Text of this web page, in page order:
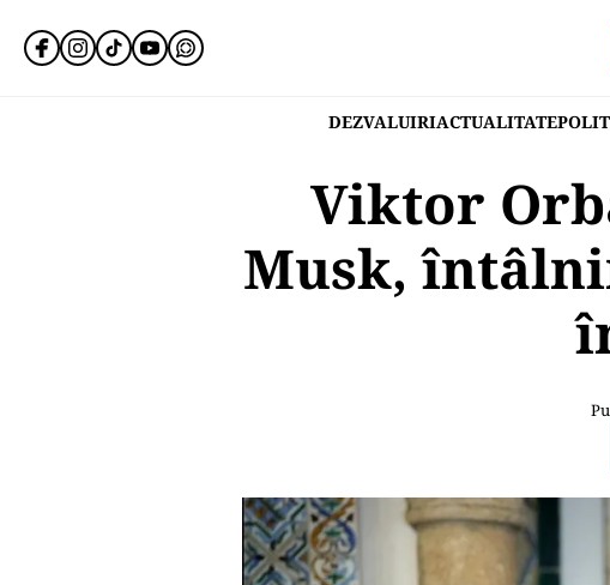
DEZVALUIRIACTUALITATE
Viktor
Musk,